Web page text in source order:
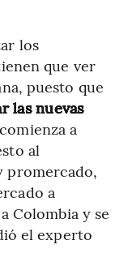
los
que ver
puesto que
las nuevas
a
al
promercado,
a
Colombia y se
el experto